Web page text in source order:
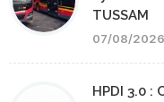
TUSSAM
07/08/2026
HPDI 3.0